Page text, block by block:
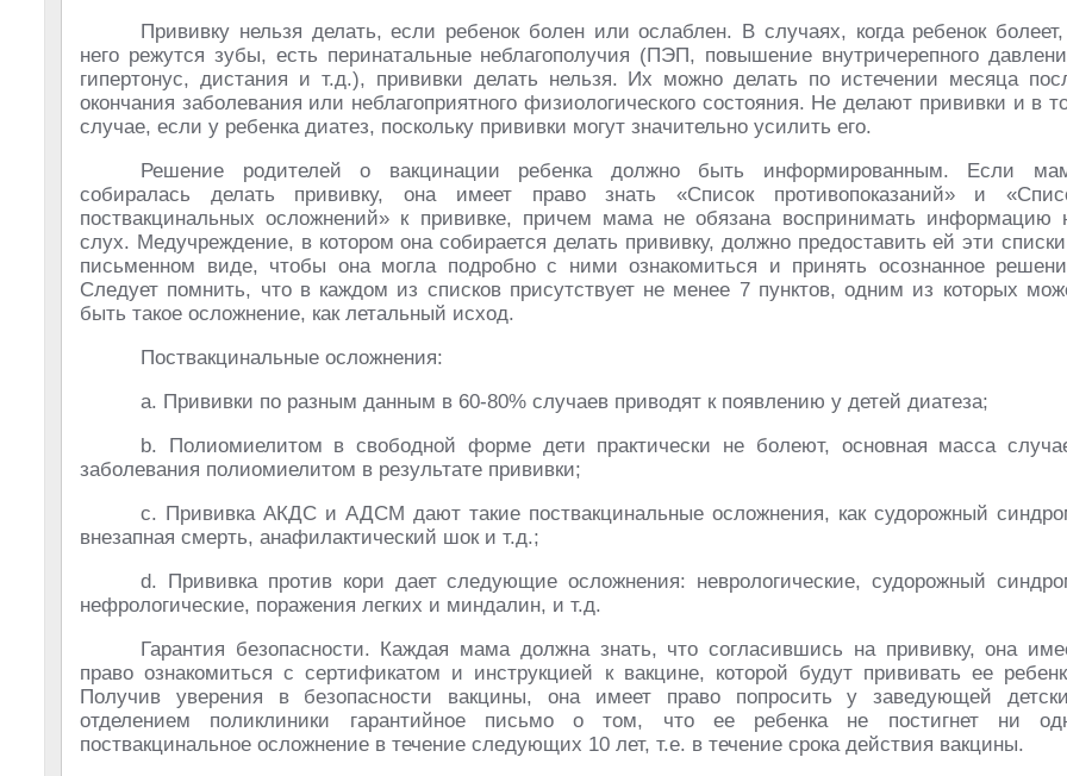
Прививку нельзя делать, если ребенок болен или ослаблен. В случаях, когда ребенок
него режутся зубы, есть перинатальные неблагополучия (ПЭП, повышение внутричерепного
гипертонус, дистания и т.д.), прививки делать нельзя. Их можно делать по истечении месяца
окончания заболевания или неблагоприятного физиологического состояния. Не делают прививки и в
случае, если у ребенка диатез, поскольку прививки могут значительно усилить его.
Решение родителей о вакцинации ребенка должно быть информированным. Если
собиралась делать прививку, она имеет право знать «Список противопоказаний» и
поствакцинальных осложнений» к прививке, причем мама не обязана воспринимать информацию
слух. Медучреждение, в котором она собирается делать прививку, должно предоставить ей эти
письменном виде, чтобы она могла подробно с ними ознакомиться и принять осознанное
Следует помнить, что в каждом из списков присутствует не менее 7 пунктов, одним из которых
быть такое осложнение, как летальный исход.
Поствакцинальные осложнения:
a. Прививки по разным данным в 60-80% случаев приводят к появлению у детей диатеза;
b. Полиомиелитом в свободной форме дети практически не болеют, основная масса
заболевания полиомиелитом в результате прививки;
c. Прививка АКДС и АДСМ дают такие поствакцинальные осложнения, как судорожный
внезапная смерть, анафилактический шок и т.д.;
d. Прививка против кори дает следующие осложнения: неврологические, судорожный
нефрологические, поражения легких и миндалин, и т.д.
Гарантия безопасности. Каждая мама должна знать, что согласившись на прививку, она
право ознакомиться с сертификатом и инструкцией к вакцине, которой будут прививать ее
Получив уверения в безопасности вакцины, она имеет право попросить у заведующей
отделением поликлиники гарантийное письмо о том, что ее ребенка не постигнет ни
поствакцинальное осложнение в течение следующих 10 лет, т.е. в течение срока действия вакцины.